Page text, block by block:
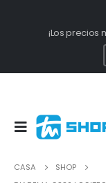
¡Los precios
CASA
SHOP